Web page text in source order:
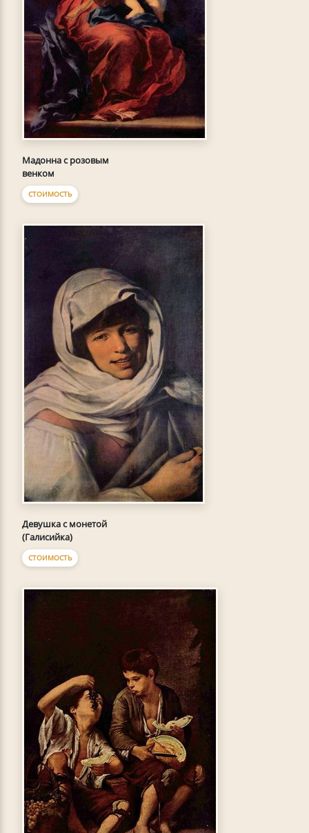
Мадонна с розовым
венком
СТОИМОСТЬ
Девушка с монетой
(Галисийка)
СТОИМОСТЬ